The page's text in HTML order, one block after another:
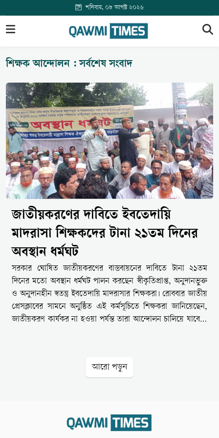
শনিবার, ০৮ আগস্ট ২০২৬
শিক্ষক আন্দোলন : সর্বশেষ সংবাদ
জাতীয়করণের দাবিতে ইবতেদায়ি
মাদরাসা শিক্ষকদের টানা ২১তম দিনের
অবস্থান ধর্মঘট
সরকার ঘোষিত জাতীয়করণের বাস্তবায়নের দাবিতে টানা ২১তম
দিনের মতো অবস্থান ধর্মঘট পালন করছেন স্বীকৃতিপ্রাপ্ত, অনুদানভুক্ত
ও অনুদানহীন স্বতন্ত্র ইবতেদায়ি মাদরাসার শিক্ষকরা। রোববার জাতীয়
প্রেসক্লাবের সামনে অনুষ্ঠিত এই কর্মসূচিতে শিক্ষকরা জানিয়েছেন,
জাতীয়করণ কার্যকর না হওয়া পর্যন্ত তারা আন্দোলন চালিয়ে যাবেন।
সরকারের ঘোষণার পরও এখনো জাতীয়করণ কার্যকর হয়নি, ফলে
দিয়ে বলেন, “যতদিন না পর্যন্ত বেতনভুক্তির ব্যবস্থা হচ্ছে, ততদিন
প্রেসক্লাবের সামনে থেকেই আমরা আমাদের ন্যায্য দাবি আদায়ের
আরো পড়ুন